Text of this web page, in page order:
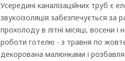
Усередині каналізаційних труб є
звукоізоляція забезпечується за
прохолоду в літні місяці, восени
роботи готелю - з травня по
декорована малюнками і